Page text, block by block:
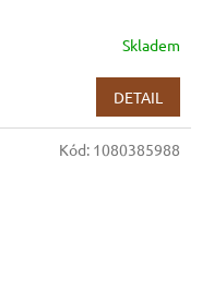
Skladem
DETAIL
Kód: 1080385988